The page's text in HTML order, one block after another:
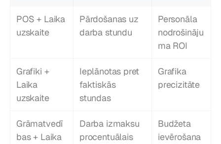
POS + Laika
uzskaite
Pārdošanas uz
darba stundu
Personāla
nodrošināju
ma ROI
Grafiki +
Laika
uzskaite
Ieplānotas pret
faktiskās
stundas
Grafika
precizitāte
Grāmatvedī
bas + Laika
Darba izmaksu
procentuālais
Budžeta
ievērošana